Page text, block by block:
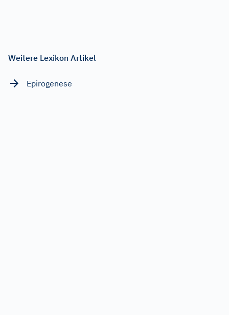
Weitere Lexikon Artikel
Epirogenese